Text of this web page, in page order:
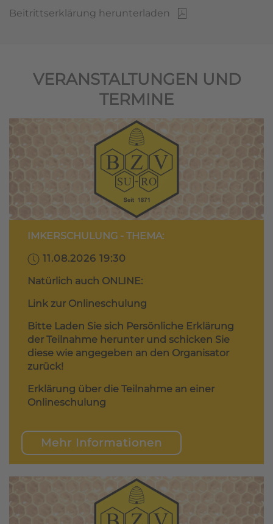
Beitrittserklärung herunterladen
VERANSTALTUNGEN UND
TERMINE
IMKERSCHULUNG - THEMA:
11.08.2026 19:30
Natürlich auch ONLINE:
Link zur Onlineschulung
Bitte Laden Sie sich Persönliche Erklärung
der Teilnahme herunter und schicken Sie
diese wie angegeben an den Organisator
zurück!
Erklärung über die Teilnahme an einer
Onlineschulung
Mehr Informationen